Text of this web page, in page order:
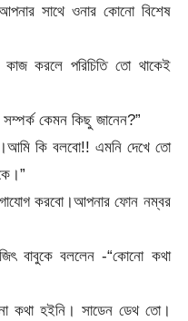
সাথে ওনার কোনো বিশেষ
করলে পরিচিতি তো থাকেই
সম্পর্ক কেমন কিছু জানেন?”
কি বলবো!! এমনি দেখে তো
করবো।আপনার ফোন নম্বর
বাবুকে বললেন -“কোনো কথা
কথা হইনি। সাডেন ডেথ তো।